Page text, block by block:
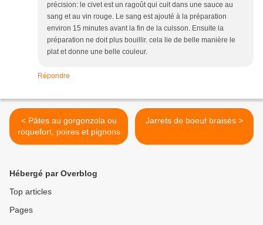
précision: le civet est un ragoût qui cuit dans une sauce au
sang et au vin rouge. Le sang est ajouté à la préparation
environ 15 minutes avant la fin de la cuisson. Ensuite la
préparation ne doit plus bouillir. cela lie de belle manière le
plat et donne une belle couleur.
Répondre
< Pâtes au gorgonzola ou
roquefort, poires et pignons
Jarrets de boeuf braisés >
Hébergé par Overblog
Top articles
Pages